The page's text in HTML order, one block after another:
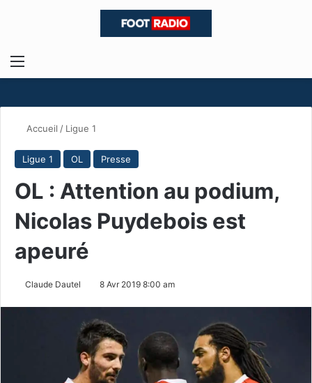
Menu
Accueil / Ligue 1
Ligue 1 OL Presse
OL : Attention au podium,
Nicolas Puydebois est
apeuré
Claude Dautel 8 Avr 2019 8:00 am